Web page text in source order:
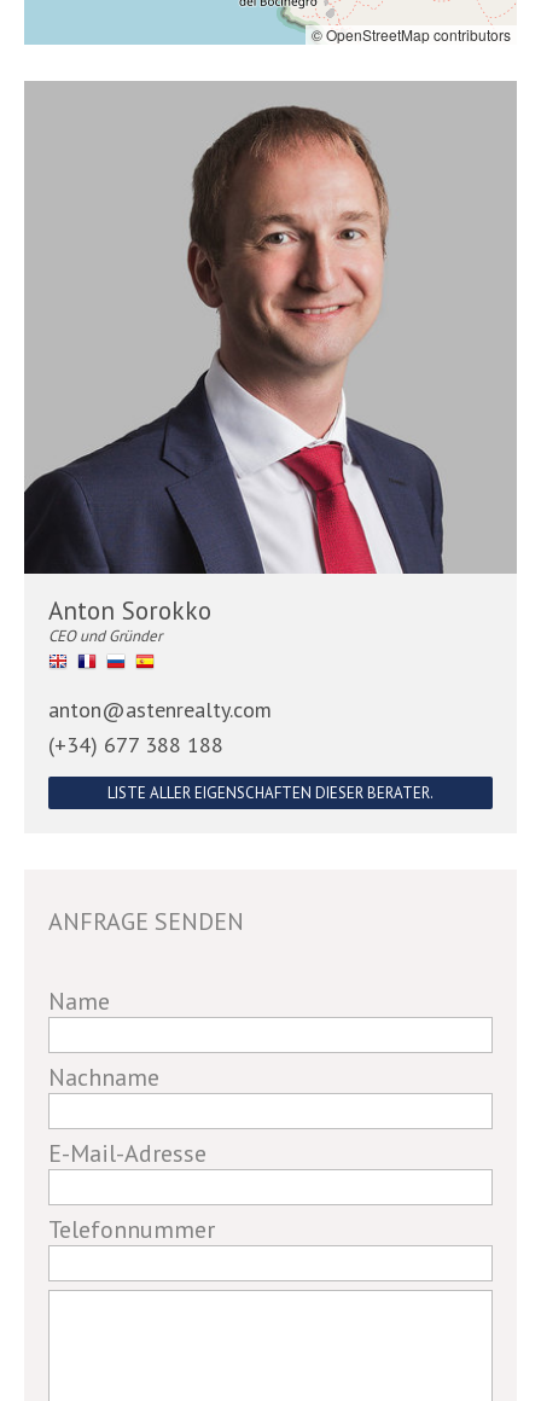
© OpenStreetMap contributors
ANFRAGE SENDEN
If
are
a
human,
ignore
field
Name
Nachname
E-Mail-Adresse
Telefonnummer
Anton Sorokko
CEO und Gründer
anton@astenrealty.com
(+34) 677 388 188
LISTE ALLER EIGENSCHAFTEN DIESER BERATER.